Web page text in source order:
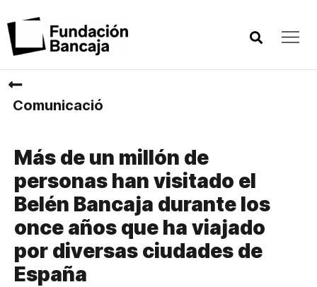
Comunicació
Más de un millón de
personas han visitado el
Belén Bancaja durante los
once años que ha viajado
por diversas ciudades de
España